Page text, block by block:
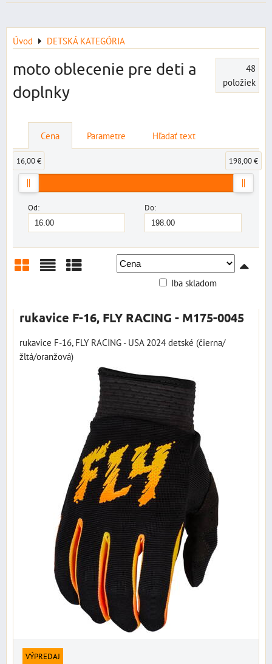
Úvod DETSKÁ KATEGÓRIA
moto oblecenie pre deti a
doplnky
48
položiek
Cena Parametre Hľadať text
Od: Do:
16,00 € 198,00 €
Iba skladom
rukavice F-16, FLY RACING - M175-0045
rukavice F-16, FLY RACING - USA 2024 detské (čierna/
žltá/oranžová)
VÝPREDAJ